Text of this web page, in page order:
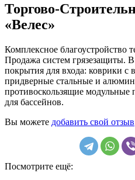
Торгово-
«Велес»
Комплексное благоустройство
Продажа систем грязезащиты.
покрытия для входа: коврики с
придверные стальные и
противоскользящие
для бассейнов.
Вы можете добавить свой отзыв
Посмотрите ещё: